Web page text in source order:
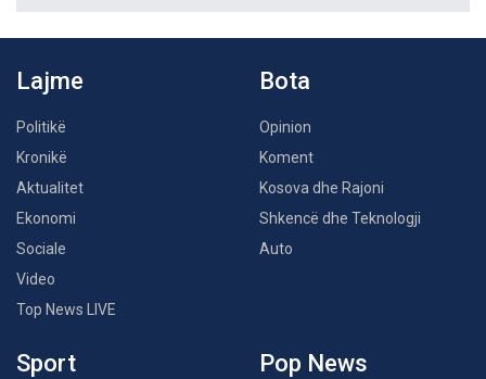
Lajme
Politikë
Kronikë
Aktualitet
Ekonomi
Sociale
Video
Top News LIVE
Bota
Opinion
Koment
Kosova dhe Rajoni
Shkencë dhe Teknologji
Auto
Sport Pop News